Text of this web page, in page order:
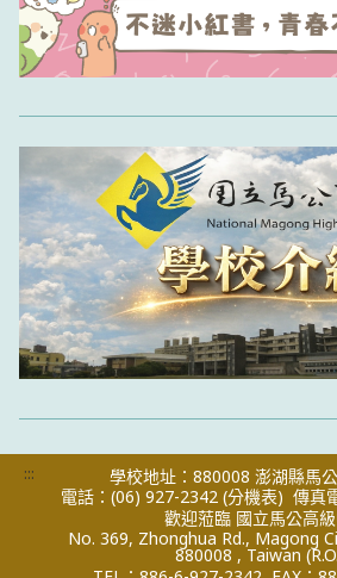
:::
學校地址：880008 澎湖縣馬
電話：(06) 927-2342 (分機表) 傳真
歡迎蒞臨 國立馬公高
No. 369, Zhonghua Rd., Magong
880008 , Taiwan